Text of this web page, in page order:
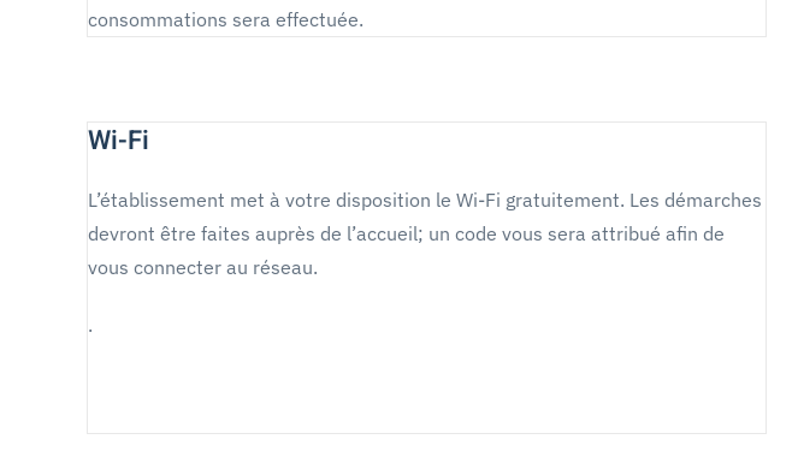
consommations sera effectuée.
Wi-Fi
L’établissement met à votre disposition le Wi-Fi gratuitement. Les démarches
devront être faites auprès de l’accueil; un code vous sera attribué afin de
vous connecter au réseau.
.